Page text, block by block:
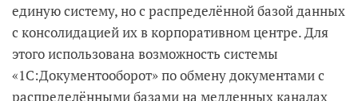
единую систему, но с распределённой базой данных
с консолидацией их в корпоративном центре. Для
этого использована возможность системы
«1С:Документооборот» по обмену документами с
распределёнными базами на медленных каналах